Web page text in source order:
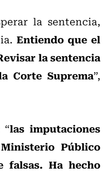
la sentencia,
Entiendo que el
la sentencia
Corte Suprema”,
las imputaciones
Público
falsas. Ha hecho